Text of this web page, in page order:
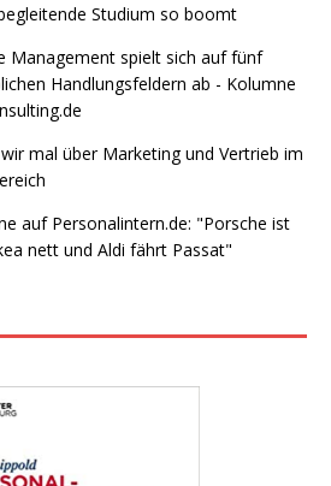
Studium so boomt
Management spielt sich auf fünf
Handlungsfeldern ab - Kolumne
mal über Marketing und Vertrieb im
auf Personalintern.de: "Porsche ist
nett und Aldi fährt Passat"